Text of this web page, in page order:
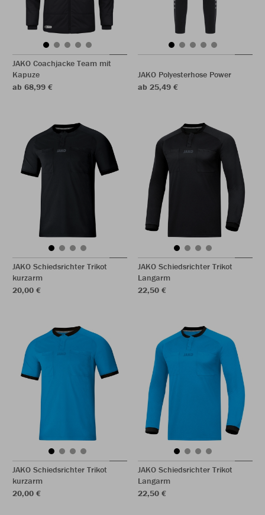
JAKO Coachjacke Team mit
Kapuze
ab 68,99 €
JAKO Polyesterhose Power
ab 25,49 €
JAKO Schiedsrichter Trikot
kurzarm
20,00 €
JAKO Schiedsrichter Trikot
Langarm
22,50 €
JAKO Schiedsrichter Trikot
kurzarm
20,00 €
JAKO Schiedsrichter Trikot
Langarm
22,50 €